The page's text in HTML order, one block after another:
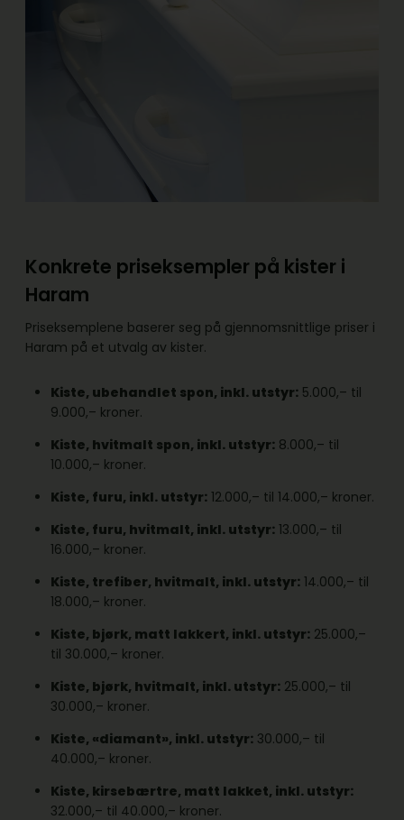
Konkrete priseksempler på kister i
Haram
Priseksemplene baserer seg på gjennomsnittlige priser i
Haram på et utvalg av kister.
Kiste, ubehandlet spon, inkl. utstyr: 5.000,– til
9.000,– kroner.
Kiste, hvitmalt spon, inkl. utstyr: 8.000,– til
10.000,– kroner.
Kiste, furu, inkl. utstyr: 12.000,– til 14.000,– kroner.
Kiste, furu, hvitmalt, inkl. utstyr: 13.000,– til
16.000,– kroner.
Kiste, trefiber, hvitmalt, inkl. utstyr: 14.000,– til
18.000,– kroner.
Kiste, bjørk, matt lakkert, inkl. utstyr: 25.000,–
til 30.000,– kroner.
Kiste, bjørk, hvitmalt, inkl. utstyr: 25.000,– til
30.000,– kroner.
Kiste, «diamant», inkl. utstyr: 30.000,– til
40.000,– kroner.
Kiste, kirsebærtre, matt lakket, inkl. utstyr:
32.000,– til 40.000,– kroner.